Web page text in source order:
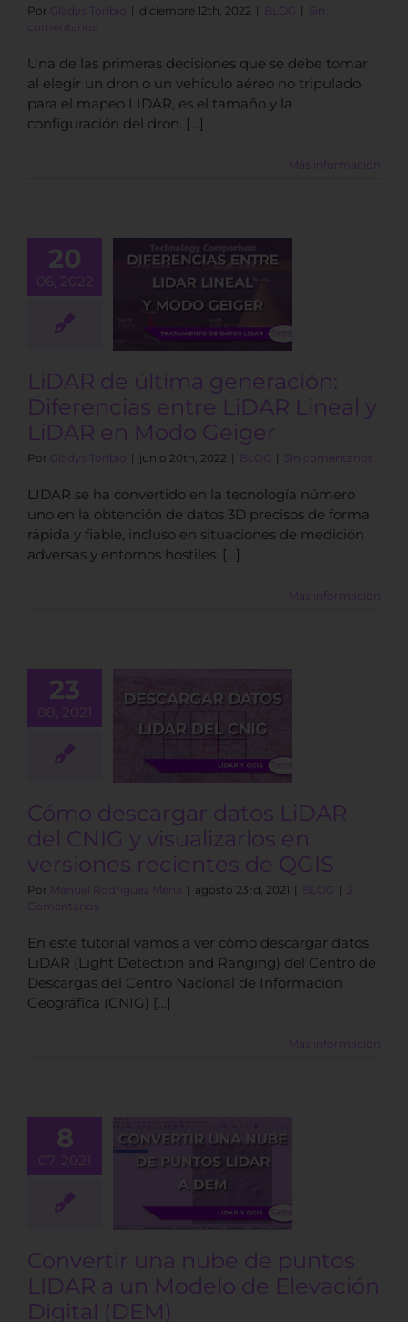
Por Gladys Toribio | diciembre 12th, 2022 | BLOG | Sin
comentarios
Una de las primeras decisiones que se debe tomar
al elegir un dron o un vehículo aéreo no tripulado
para el mapeo LIDAR, es el tamaño y la
configuración del dron. […]
Más información
20
06, 2022
de última
entre
Lineal y
LiDAR de última generación:
Diferencias entre LiDAR Lineal y
LiDAR en Modo Geiger
Por Gladys Toribio | junio 20th, 2022 | BLOG | Sin comentarios
LIDAR se ha convertido en la tecnología número
uno en la obtención de datos 3D precisos de forma
rápida y fiable, incluso en situaciones de medición
adversas y entornos hostiles. […]
Más información
23
08, 2021
descargar
LiDAR del
y
en
BLOGCómo descargar datos LiDAR
del CNIG y visualizarlos en
versiones recientes de QGIS
Por Manuel Rodríguez Mena | agosto 23rd, 2021 | BLOG |
2
Comentarios
En este tutorial vamos a ver cómo descargar datos
LiDAR (Light Detection and Ranging) del Centro de
Descargas del Centro Nacional de Información
Geográfica (CNIG) […]
Más información
8
07, 2021
una
puntos
a un
de
BLOGConvertir una nube de puntos
LIDAR a un Modelo de Elevación
Digital (DEM)